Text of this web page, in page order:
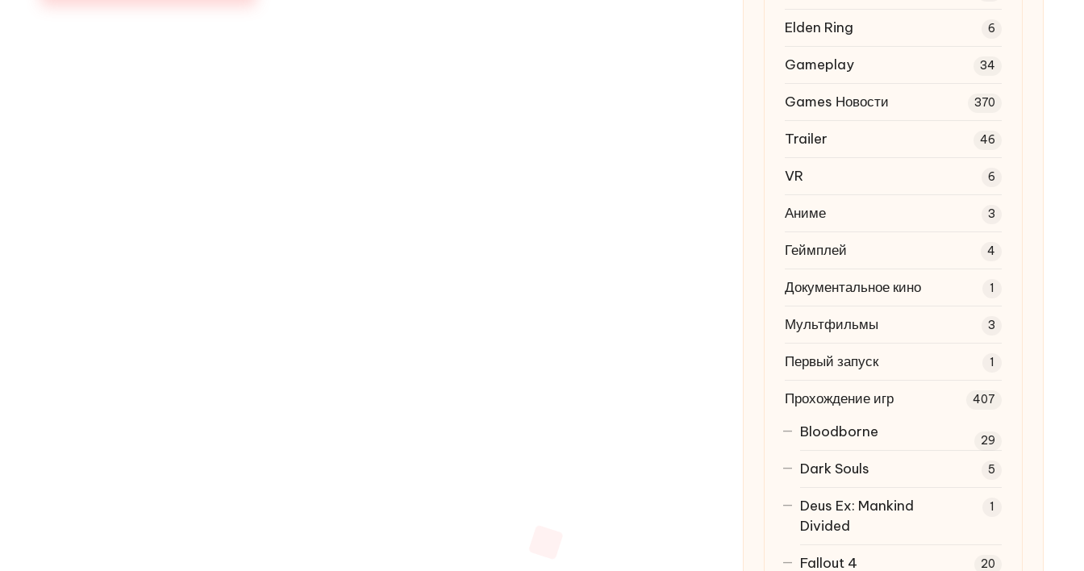
Elden Ring 6
Gameplay 34
Games Новости 370
Trailer 46
VR 6
Аниме 3
Геймплей 4
Документальное кино 1
Мультфильмы 3
Первый запуск 1
Прохождение игр 407
Bloodborne 29
Dark Souls 5
Deus Ex: Mankind
Divided
1
Fallout 4 20